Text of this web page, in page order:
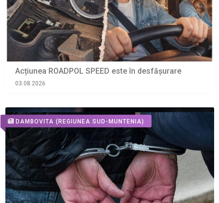
Acțiunea ROADPOL SPEED este în desfășurare
03.08.2026
DAMBOVITA (REGIUNEA SUD-MUNTENIA)